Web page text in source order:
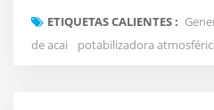
innovadora que transforma la
potable segura. Cómo funcionan los
ETIQUETAS CALIENTES :
de acai
potabilizadora